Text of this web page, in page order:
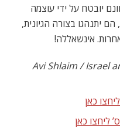
יובטח על ידי עוצמה
יתנהגו בצורה הגיונית,
אינשאללה!
Avi Shlaim / Israel
כאן
ליחצו כאן